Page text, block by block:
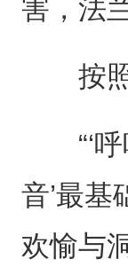
害，法
按照
“‘呼
音’最基
欢愉与